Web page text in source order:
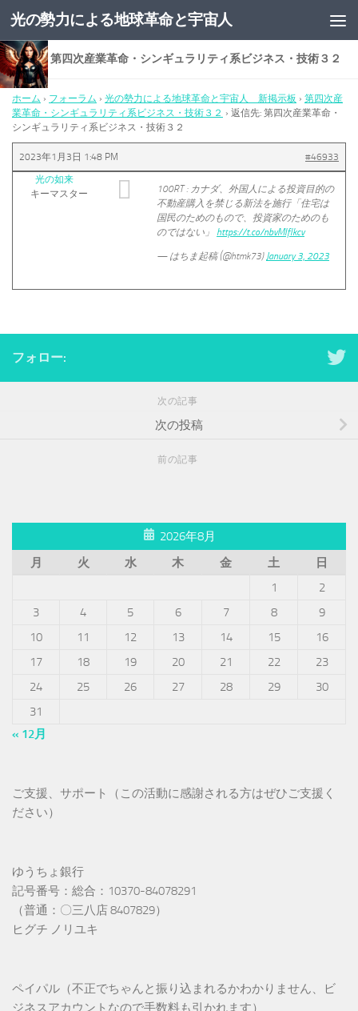
コンテンツへスキップ
光の勢力による地球革命と宇宙人
返信先: 第四次産業革命・シンギュラリティ系ビジネス・技術３２
ホーム › フォーラム › 光の勢力による地球革命と宇宙人 新掲示板 › 第四次産
業革命・シンギュラリティ系ビジネス・技術３２ › 返信先: 第四次産業革命・
シンギュラリティ系ビジネス・技術３２
2023年1月3日 1:48 PM
#46933
光の如来
キーマスター
100RT : カナダ、外国人による投資目的の
不動産購入を禁じる新法を施行「住宅は
国民のためのもので、投資家のためのも
のではない」 https://t.co/nbvMIflkcv
— はちま起稿 (@htmk73) January 3, 2023
フォロー:
次の記事
次の投稿
前の記事
2026年8月
月
火 水 木 金 土
日
1
2
3
4 5 6 7 8
9
10
11 12 13 14 15
16
17
18 19 20 21 22
23
24
25 26 27 28 29
30
31
« 12月
ご支援、サポート（この活動に感謝される方はぜひご支援く
ださい）
ゆうちょ銀行
記号番号：総合：10370-84078291
（普通：〇三八店 8407829）
ヒグチ ノリユキ
ペイパル（不正でちゃんと振り込まれるかわかりません、ビ
ジネスアカウントなので手数料も引かれます）